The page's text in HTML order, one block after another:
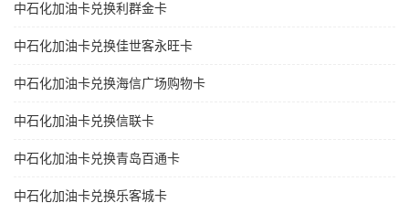
中石化加油卡兑换利群金卡
中石化加油卡兑换佳世客永旺卡
中石化加油卡兑换海信广场购物卡
中石化加油卡兑换信联卡
中石化加油卡兑换青岛百通卡
中石化加油卡兑换乐客城卡